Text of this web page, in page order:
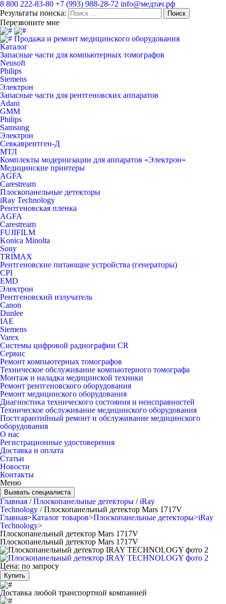
8 800 222-83-80 +7 (993) 988-28-72 info@медтач.рф
Результаты поиска:
Перезвоните мне
Продажа и ремонт медицинского оборудования
Каталог
Запасные части для компьютерных томографов
Neusoft
Philips
Siemens
Электрон
Запасные части для рентгеновских аппаратов
Adani
GMM
Philips
Samsung
Электрон
Севкаврентген-Д
МТЛ
Комплекты модернизации для аппаратов «Электрон»
Медицинские принтеры
AGFA
Carestream
Плоскопанельные детекторы
iRay Technology
Рентгеновская пленка
AGFA
Carestream
FUJIFILM
Konica Minolta
Sony
TRIMAX
Рентгеновские питающие устройства (генераторы)
CPI
EMD
Электрон
Рентгеновский излучатель
Canon
Dunlee
IAE
Siemens
Varex
Системы цифровой радиографии CR
Сервис
Ремонт компьютерных томографов
Техническое обслуживание компьютерного томографа
Монтаж и наладка медицинской техники
Ремонт рентгеновского оборудования
Ремонт медицинского оборудования
Диагностика технического состояния и неисправностей
Техническое обслуживание медицинского оборудования
Постгарантийный ремонт и обслуживание медицинского
оборудования
О нас
Регистрационные удостоверения
Доставка и оплата
Статьи
Новости
Контакты
Меню
Вызвать специалиста
Главная /Плоскопанельные детекторы /iRay
Technology / Плоскопанельный детектор Mars 1717V
Главная>Каталог товаров>Плоскопанельные детекторы>iRay
Technology>
Плоскопанельный детектор Mars 1717V
Плоскопанельный детектор Mars 1717V
Цена: по запросу
Купить
Доставка любой транспортной компанией